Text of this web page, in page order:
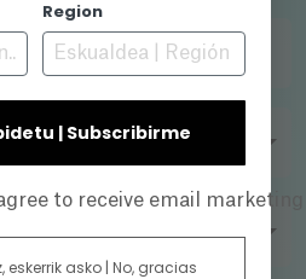
Region
| Subscribirme
to receive email
eskerrik asko | No, gracias